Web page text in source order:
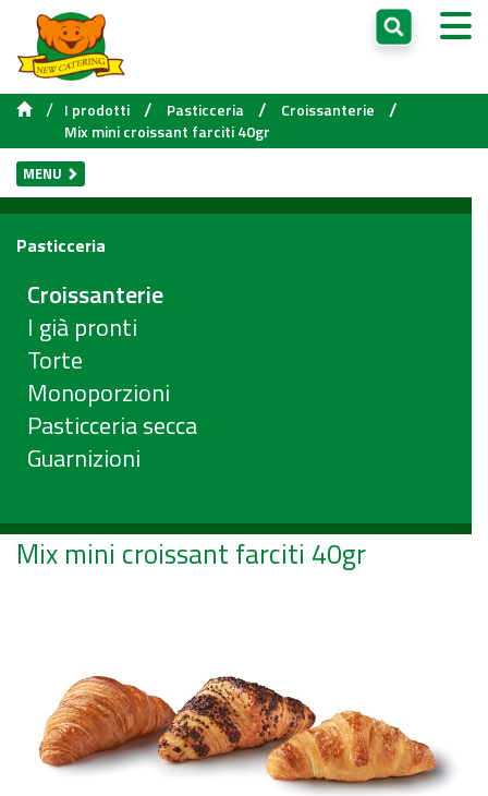
/ I prodotti / Pasticceria / Croissanterie /
Mix mini croissant farciti 40gr
MENU
Pasticceria
Croissanterie
I già pronti
Torte
Monoporzioni
Pasticceria secca
Guarnizioni
Mix mini croissant farciti 40gr